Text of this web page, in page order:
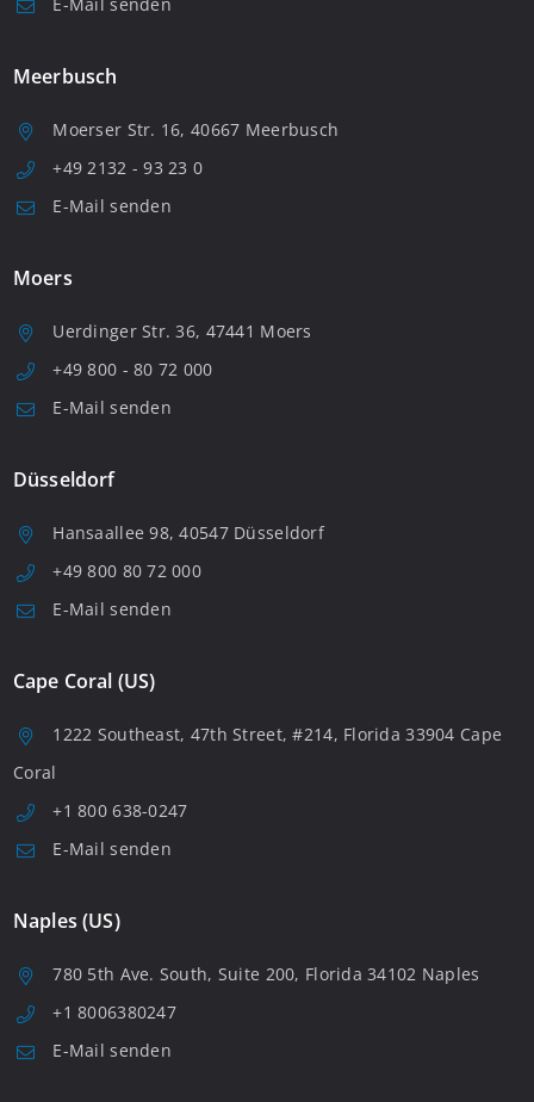
Meerbusch
Moerser Str. 16, 40667 Meerbusch
+49 2132 - 93 23 0
E-Mail senden
Moers
Uerdinger Str. 36, 47441 Moers
+49 800 - 80 72 000
E-Mail senden
Düsseldorf
Hansaallee 98, 40547 Düsseldorf
+49 800 80 72 000
E-Mail senden
Cape Coral (US)
1222 Southeast, 47th Street, #214, Florida 33904 Cape
Coral
+1 800 638-0247
E-Mail senden
Naples (US)
780 5th Ave. South, Suite 200, Florida 34102 Naples
+1 8006380247
E-Mail senden